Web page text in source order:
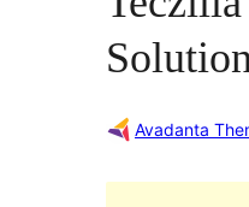
Avadanta